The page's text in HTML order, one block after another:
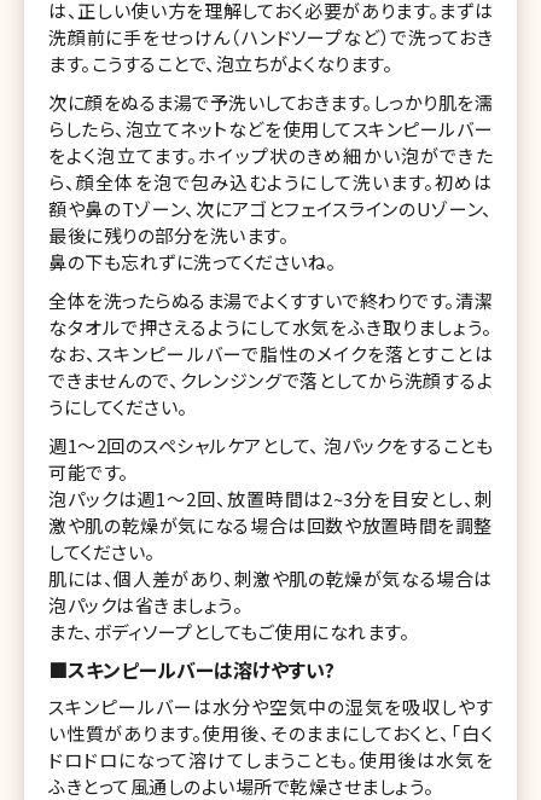
は、正しい使い方を理解しておく必要があります。まずは
洗顔前に手をせっけん（ハンドソープなど）で洗っておき
ます。こうすることで、泡立ちがよくなります。
次に顔をぬるま湯で予洗いしておきます。しっかり肌を濡
らしたら、泡立てネットなどを使用してスキンピールバー
をよく泡立てます。ホイップ状のきめ細かい泡ができた
ら、顔全体を泡で包み込むようにして洗います。初めは
額や鼻のTゾーン、次にアゴとフェイスラインのUゾーン、
最後に残りの部分を洗います。
鼻の下も忘れずに洗ってくださいね。
全体を洗ったらぬるま湯でよくすすいで終わりです。清潔
なタオルで押さえるようにして水気をふき取りましょう。
なお、スキンピールバーで脂性のメイクを落とすことは
できませんので、クレンジングで落としてから洗顔するよ
うにしてください。
週1〜2回のスペシャルケアとして、 泡パックをすることも
可能です。
泡パックは週1〜2回、放置時間は2~3分を目安とし、刺
激や肌の乾燥が気になる場合は回数や放置時間を調整
してください。
肌には、個人差があり、刺激や肌の乾燥が気なる場合は
泡パックは省きましょう。
また、ボディソープとしてもご使用になれます。
■スキンピールバーは溶けやすい?
スキンピールバーは水分や空気中の湿気を吸収しやす
い性質があります。使用後、そのままにしておくと、「白く
ドロドロになって溶けてしまうことも。使用後は水気を
ふきとって風通しのよい場所で乾燥させましょう。